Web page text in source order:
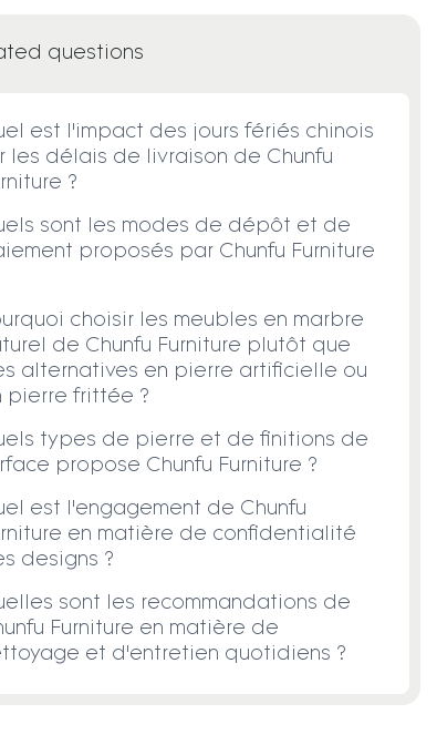
questions
est l'impact des jours fériés chinois
les délais de livraison de Chunfu
?
sont les modes de dépôt et de
proposés par Chunfu Furniture
choisir les meubles en marbre
de Chunfu Furniture plutôt que
alternatives en pierre artificielle ou
pierre frittée ?
types de pierre et de finitions de
propose Chunfu Furniture ?
est l'engagement de Chunfu
en matière de confidentialité
designs ?
sont les recommandations de
Furniture en matière de
et d'entretien quotidiens ?